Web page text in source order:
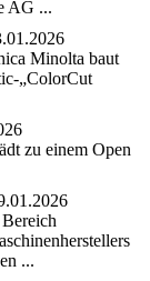
AG ...
Minolta baut
„ColorCut
zu einem Open
...